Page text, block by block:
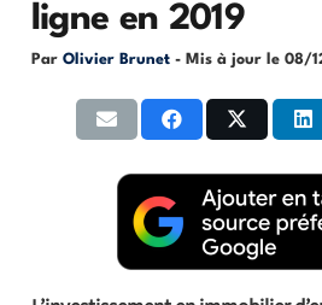
ligne en 2019
Par Olivier Brunet - Mis à jour le 08/